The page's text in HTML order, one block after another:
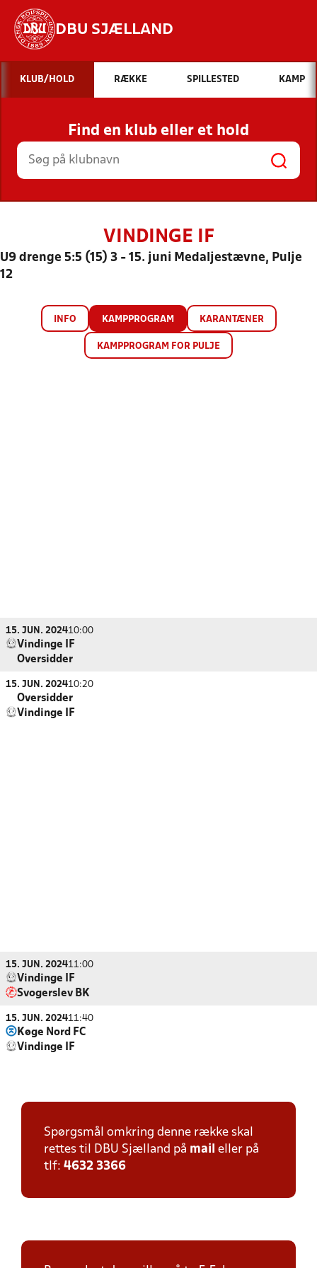
DBU SJÆLLAND
Hvad vil du søge efter?
INDHOLD OG NYHEDER
STILLINGER, RESULTATER, KLUBBER OG
HOLD
KLUB/HOLD RÆKKE SPILLESTED KAMP
Find en klub eller et hold
VINDINGE IF
U9 drenge 5:5 (15) 3 - 15. juni Medaljestævne, Pulje
12
INFO KAMPPROGRAM KARANTÆNER
KAMPPROGRAM FOR PULJE
15. JUN. 202410:00
Vindinge IF
Oversidder
15. JUN. 202410:20
Oversidder
Vindinge IF
15. JUN. 202411:00
Vindinge IF
Svogerslev BK
15. JUN. 202411:40
Køge Nord FC
Vindinge IF
Spørgsmål omkring denne række skal
rettes til DBU Sjælland på mail eller på
tlf: 4632 3366